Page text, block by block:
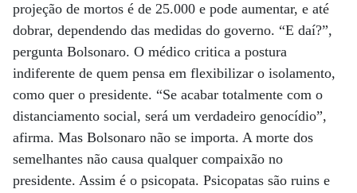
projeção de mortos é de 25.000 e pode aumentar, e até
dobrar, dependendo das medidas do governo. “E daí?”,
pergunta Bolsonaro. O médico critica a postura
indiferente de quem pensa em flexibilizar o isolamento,
como quer o presidente. “Se acabar totalmente com o
distanciamento social, será um verdadeiro genocídio”,
afirma. Mas Bolsonaro não se importa. A morte dos
semelhantes não causa qualquer compaixão no
presidente. Assim é o psicopata. Psicopatas são ruins e